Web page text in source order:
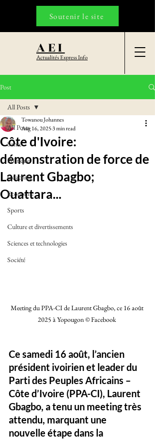
AEI
Actualités Express Info
Soutenir le site
Post
All Posts
Santé
Politique
Coaching
Economie
Sports
Culture et divertissements
Sciences et technologies
Société
All Posts
Côte d'Ivoire:
démonstration de force de
Laurent Gbagbo;
Ouattara...
Towanou Johannes
Aug 16, 20253 min read
Meeting du PPA-CI de Laurent Gbagbo, ce 16 août
2025 à Yopougon © Facebook
Ce samedi 16 août, l’ancien
président ivoirien et leader du
Parti des Peuples Africains –
Côte d’Ivoire (PPA-CI), Laurent
Gbagbo, a tenu un meeting très
attendu, marquant une
nouvelle étape dans la